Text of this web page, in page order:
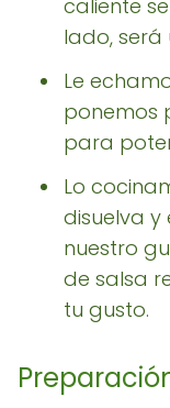
caliente
lado, será
Le
ponemos
para
Lo
disuelva y
nuestro
de salsa
tu gusto.